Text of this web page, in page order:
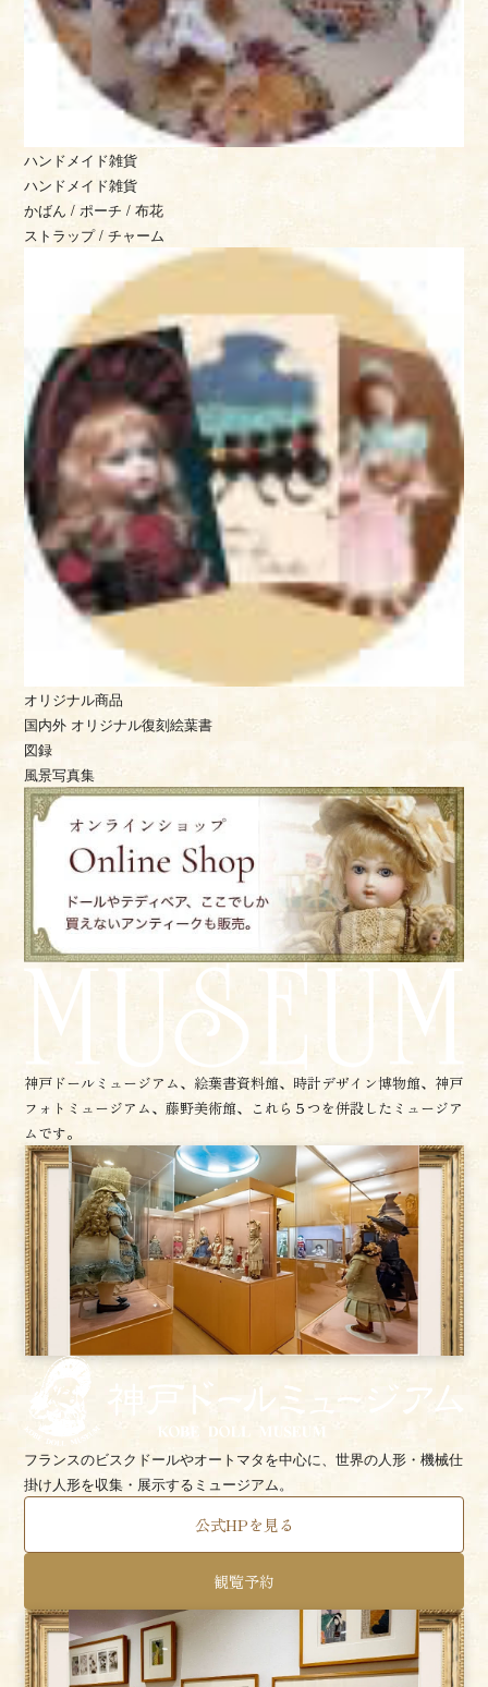
ハンドメイド雑貨
ハンドメイド雑貨
かばん / ポーチ / 布花
ストラップ / チャーム
オリジナル商品
国内外 オリジナル復刻絵葉書
図録
風景写真集
神戸ドールミュージアム、絵葉書資料館、時計デザイン博物館、 神戸
フォトミュージアム、藤野美術館、これら５つを併設したミュージア
ムです。
フランスのビスクドールやオートマタを中心に、世界の人形・機械仕
掛け人形を収集・展示するミュージアム。
公式HPを見る
観覧予約